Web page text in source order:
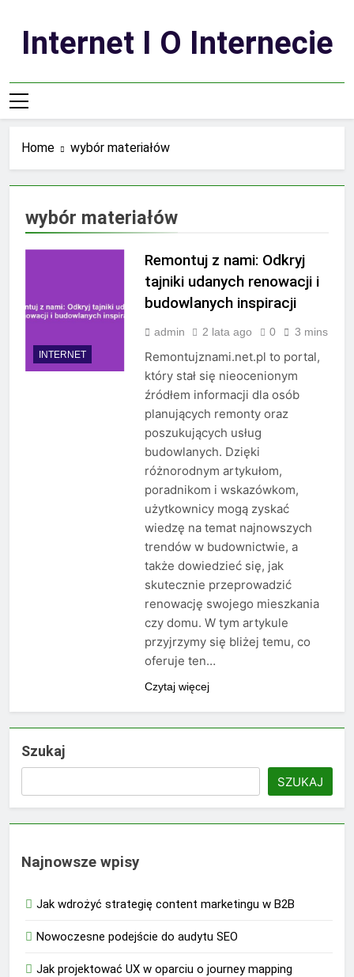
contentInternet I O Internecie
Home wybór materiałów
wybór materiałów
INTERNET
Remontuj z nami: Odkryj
tajniki udanych renowacji i
budowlanych inspiracji
admin 2 lata ago 0 3 mins
Remontujznami.net.pl to portal,
który stał się nieocenionym
źródłem informacji dla osób
planujących remonty oraz
poszukujących usług
budowlanych. Dzięki
różnorodnym artykułom,
poradnikom i wskazówkom,
użytkownicy mogą zyskać
wiedzę na temat najnowszych
trendów w budownictwie, a
także dowiedzieć się, jak
skutecznie przeprowadzić
renowację swojego mieszkania
czy domu. W tym artykule
przyjrzymy się bliżej temu, co
oferuje ten…
Czytaj więcej
Szukaj
SZUKAJ
Najnowsze wpisy
Jak wdrożyć strategię content marketingu w B2B
Nowoczesne podejście do audytu SEO
Jak projektować UX w oparciu o journey mapping